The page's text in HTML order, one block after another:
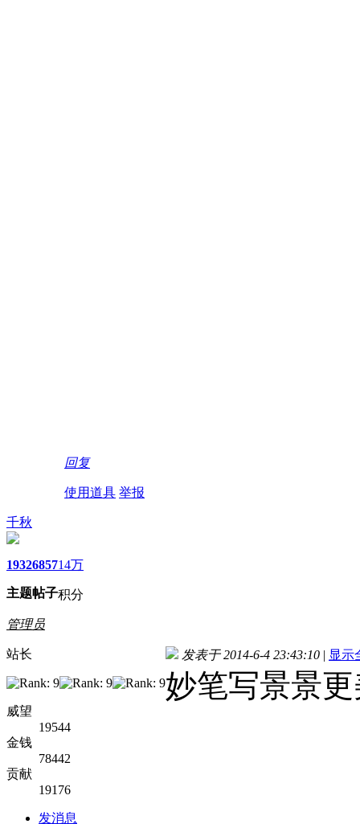
回复
使用道具 举报
千秋
1932
主题
6857
帖子
14万
积分
管理员
站长
威望
19544
金钱
78442
贡献
19176
发消息
发表于 2014-6-4 23:43:10 | 显示
妙笔写景景